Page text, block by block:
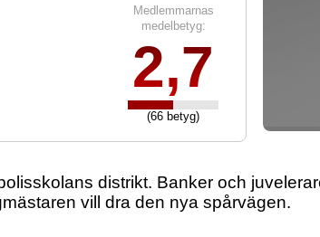
Medlemmarnas
medelbetyg:
2,7
(66 betyg)
distrikt. Banker och
vill dra den nya spårvägen.